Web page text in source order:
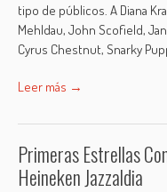
tipo de públicos. A Diana
Mehldau, John Scofield,
Cyrus Chestnut, Snarky
Leer más →
Primeras Estrellas
Heineken Jazzaldia